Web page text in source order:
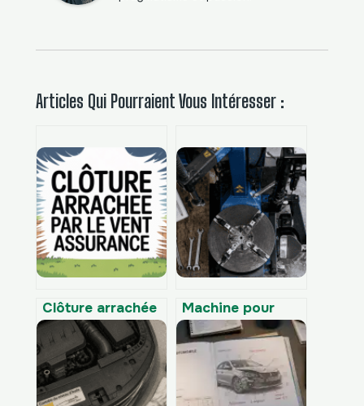
Articles Qui Pourraient Vous Intéresser :
Clôture arrachée
par le vent et
assurance :
droits, recours et
indemnisations
Machine pour
pneu : 4 critères
techniques pour
choisir votre
équipement de 10